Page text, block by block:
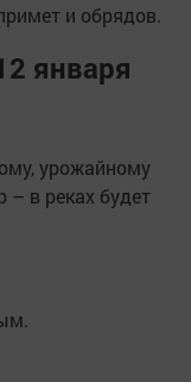
и обрядов.
января
урожайному
– в реках будет